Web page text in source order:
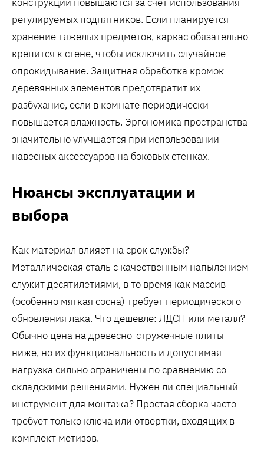
регулируемых подпятников. Если планируется
хранение тяжелых предметов, каркас обязательно
крепится к стене, чтобы исключить случайное
опрокидывание. Защитная обработка кромок
деревянных элементов предотвратит их
разбухание, если в комнате периодически
повышается влажность. Эргономика пространства
значительно улучшается при использовании
навесных аксессуаров на боковых стенках.
Нюансы эксплуатации и
выбора
Как материал влияет на срок службы?
Металлическая сталь с качественным напылением
служит десятилетиями, в то время как массив
(особенно мягкая сосна) требует периодического
обновления лака. Что дешевле: ЛДСП или металл?
Обычно цена на древесно-стружечные плиты
ниже, но их функциональность и допустимая
нагрузка сильно ограничены по сравнению со
складскими решениями. Нужен ли специальный
инструмент для монтажа? Простая сборка часто
требует только ключа или отвертки, входящих в
комплект метизов.